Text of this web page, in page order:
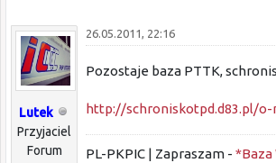
Lutek
Przyjaciel
Forum
26.05.2011, 22:16
Pozostaje baza PTTK,
http://schroniskotpd.d83.pl/o-
PL-PKPIC | Zapraszam - *Baza